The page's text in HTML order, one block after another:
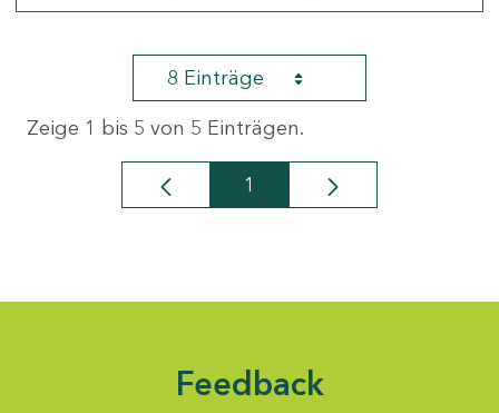
8 Einträge
Zeige 1 bis 5 von 5 Einträgen.
Seite
1
Feedback